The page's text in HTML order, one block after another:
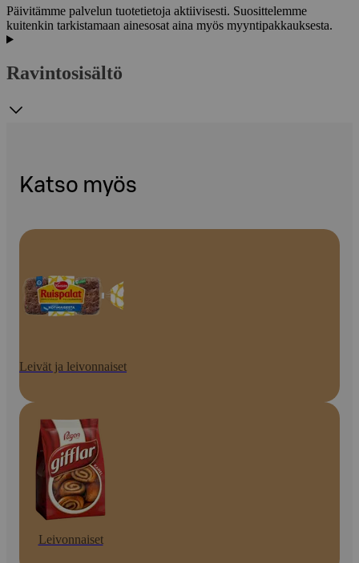
Päivitämme palvelun tuotetietoja aktiivisesti. Suosittelemme
kuitenkin tarkistamaan ainesosat aina myös myyntipakkauksesta.
Ravintosisältö
Katso myös
Leivät ja leivonnaiset
Leivonnaiset